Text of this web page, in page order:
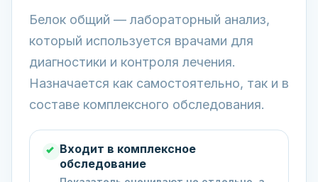
Белок общий — лабораторный анализ,
который используется врачами для
диагностики и контроля лечения.
Назначается как самостоятельно, так и в
составе комплексного обследования.
Входит в комплексное
обследование